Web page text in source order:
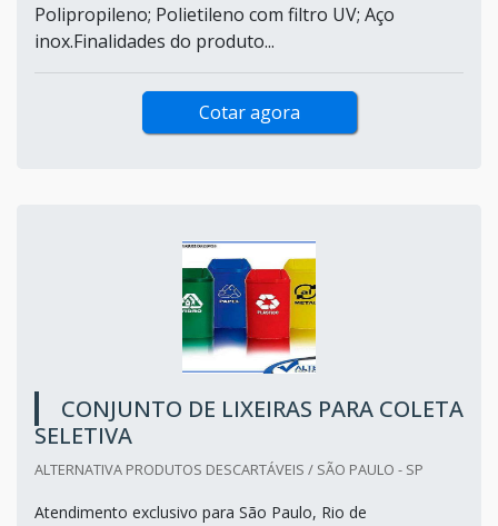
Polipropileno; Polietileno com filtro UV; Aço
inox.Finalidades do produto...
Cotar agora
CONJUNTO DE LIXEIRAS PARA COLETA
SELETIVA
ALTERNATIVA PRODUTOS DESCARTÁVEIS / SÃO PAULO - SP
Atendimento exclusivo para São Paulo, Rio de